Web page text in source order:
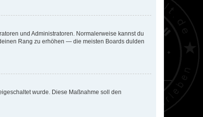
und Administratoren. Normalerweise kannst du
Rang zu erhöhen — die meisten Boards dulden
wurde. Diese Maßnahme soll den